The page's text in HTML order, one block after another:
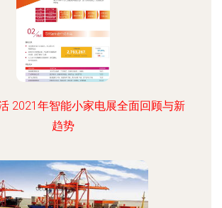
2021年智能小家电展全面回顾与新
趋势